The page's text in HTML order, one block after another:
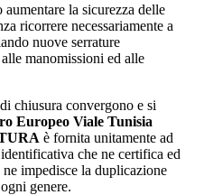
la sicurezza delle
ricorrere necessariamente a
nuove serrature
manomissioni ed alle
chiusura convergono e si
Europeo Viale Tunisia
è fornita unitamente ad
che ne certifica ed
impedisce la duplicazione
genere.